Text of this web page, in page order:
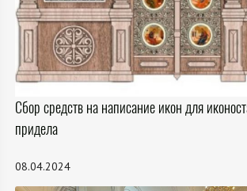
Сбор средств на написание икон для
придела
08.04.2024